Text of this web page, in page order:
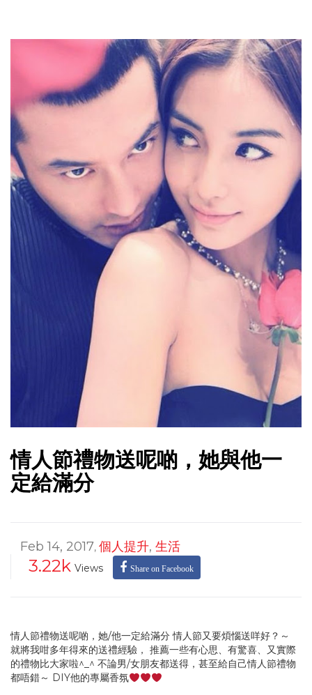
情人節禮物送呢啲，她與他一
定給滿分
Feb 14, 2017, 個人提升, 生活
3.22k Views Share on Facebook
情人節禮物送呢啲，她/他一定給滿分 情人節又要煩惱送咩好？～
就將我咁多年得來的送禮經驗， 推薦一些有心思、有驚喜、又實際
的禮物比大家啦^_^ 不論男/女朋友都送得，甚至給自己情人節禮物
都唔錯～ DIY他的專屬香氛